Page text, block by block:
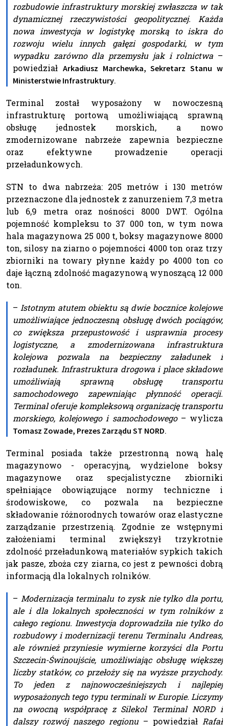
rozbudowie infrastruktury morskiej zwłaszcza w tak
dynamicznej rzeczywistości geopolitycznej. Każda
nowa inwestycja w logistykę morską to iskra do
rozwoju wielu innych gałęzi gospodarki, w tym
wypadku zarówno dla przemysłu jak i rolnictwa –
powiedział Arkadiusz Marchewka, Sekretarz Stanu w
Ministerstwie Infrastruktury.
Terminal został wyposażony w nowoczesną
infrastrukturę portową umożliwiającą sprawną
obsługę jednostek morskich, a nowo
zmodernizowane nabrzeże zapewnia bezpieczne
oraz efektywne prowadzenie operacji
przeładunkowych.
STN to dwa nabrzeża: 205 metrów i 130 metrów
przeznaczone dla jednostek z zanurzeniem 7,3 metra
lub 6,9 metra oraz nośności 8000 DWT. Ogólna
pojemność kompleksu to 37 000 ton, w tym nowa
hala magazynowa 25 000 t, boksy magazynowe 8000
ton, silosy na ziarno o pojemności 4000 ton oraz trzy
zbiorniki na towary płynne każdy po 4000 ton co
daje łączną zdolność magazynową wynoszącą 12 000
ton.
– Istotnym atutem obiektu są dwie bocznice kolejowe
umożliwiające jednoczesną obsługę dwóch pociągów,
co zwiększa przepustowość i usprawnia procesy
logistyczne, a zmodernizowana infrastruktura
kolejowa pozwala na bezpieczny załadunek i
rozładunek. Infrastruktura drogowa i place składowe
umożliwiają sprawną obsługę transportu
samochodowego zapewniając płynność operacji.
Terminal oferuje kompleksową organizację transportu
morskiego, kolejowego i samochodowego– wylicza
Tomasz Zowade, Prezes Zarządu ST NORD.
Terminal posiada także przestronną nową halę
magazynowo - operacyjną, wydzielone boksy
magazynowe oraz specjalistyczne zbiorniki
spełniające obowiązujące normy techniczne i
środowiskowe, co pozwala na bezpieczne
składowanie różnorodnych towarów oraz elastyczne
zarządzanie przestrzenią. Zgodnie ze wstępnymi
założeniami terminal zwiększył trzykrotnie
zdolność przeładunkową materiałów sypkich takich
jak pasze, zboża czy ziarna, co jest z pewności dobrą
informacją dla lokalnych rolników.
– Modernizacja terminalu to zysk nie tylko dla portu,
ale i dla lokalnych społeczności w tym rolników z
całego regionu. Inwestycja doprowadziła nie tylko do
rozbudowy i modernizacji terenu Terminalu Andreas,
ale również przyniesie wymierne korzyści dla Portu
Szczecin-Świnoujście, umożliwiając obsługę większej
liczby statków, co przełoży się na wyższe przychody.
To jeden z najnowocześniejszych i najlepiej
wyposażonych tego typu terminali w Europie. Liczymy
na owocną współpracę z Silekol Terminal NORD i
dalszy rozwój naszego regionu– powiedział Rafał